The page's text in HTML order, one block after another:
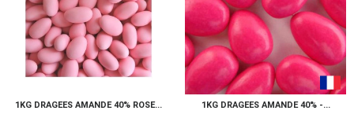
1KG DRAGEES AMANDE 40% ROSE... 1KG DRAGEES AMANDE 40% -...